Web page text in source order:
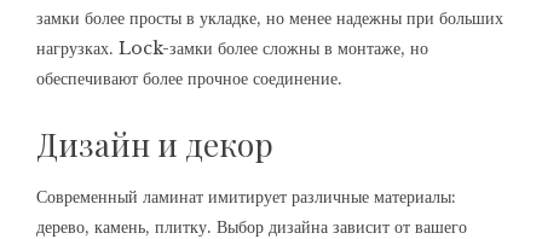
замки более просты в укладке, но менее надежны при больших
нагрузках. Lock-замки более сложны в монтаже, но
обеспечивают более прочное соединение.
Дизайн и декор
Современный ламинат имитирует различные материалы:
дерево, камень, плитку. Выбор дизайна зависит от вашего